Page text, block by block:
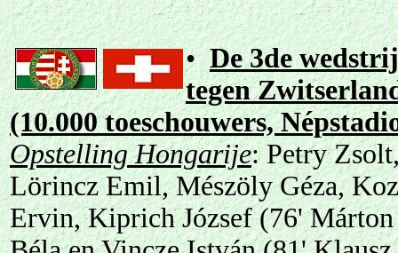
•De 3de
tegen
(10.000 toeschouwers,
Opstelling Hongarije: Petry
Lörincz Emil, Mészöly Géza,
Ervin, Kiprich József (76'